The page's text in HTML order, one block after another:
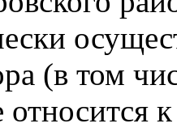
(в том
относится